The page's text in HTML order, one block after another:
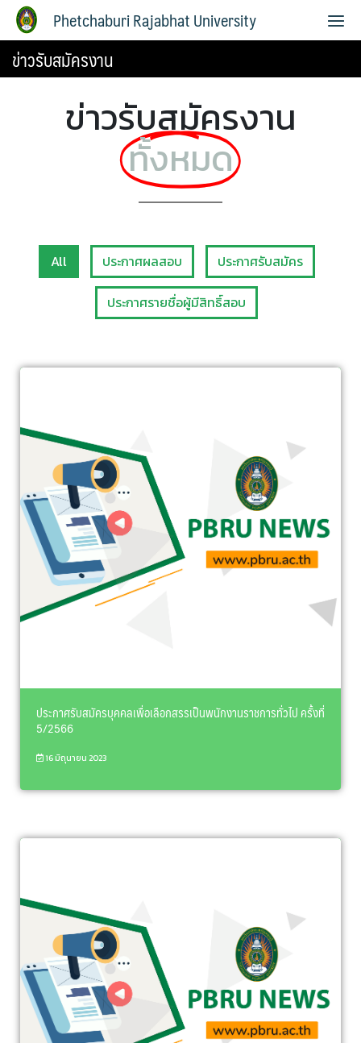
Phetchaburi Rajabhat University
ข่าวรับสมัครงาน
ข่าวรับสมัครงาน
ทั้งหมด
All ประกาศผลสอบ ประกาศรับสมัคร
ประกาศรายชื่อผู้มีสิทธิ์สอบ
ประกาศรับสมัครบุคคลเพื่อเลือกสรรเป็นพนักงานราชการทั่วไป ครั้งที่
5/2566
16 มิถุนายน 2023